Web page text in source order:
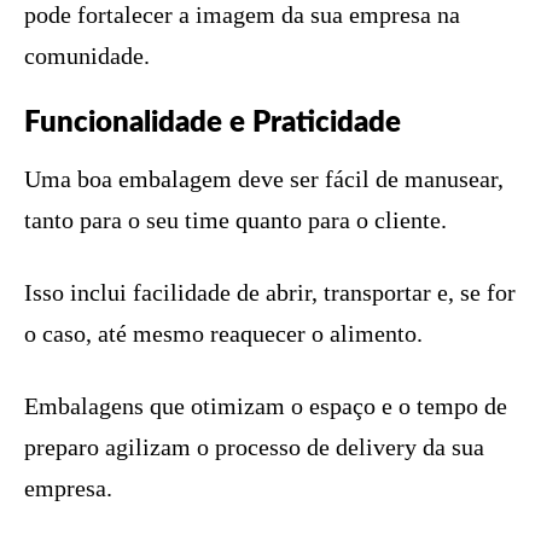
pode fortalecer a imagem da sua empresa na
comunidade.
Funcionalidade e Praticidade
Uma boa embalagem deve ser fácil de manusear,
tanto para o seu time quanto para o cliente.
Isso inclui facilidade de abrir, transportar e, se for
o caso, até mesmo reaquecer o alimento.
Embalagens que otimizam o espaço e o tempo de
preparo agilizam o processo de delivery da sua
empresa.